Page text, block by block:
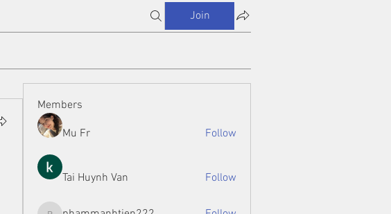
Join
Members
Mu Fr Follow
Tai Huynh Van Follow